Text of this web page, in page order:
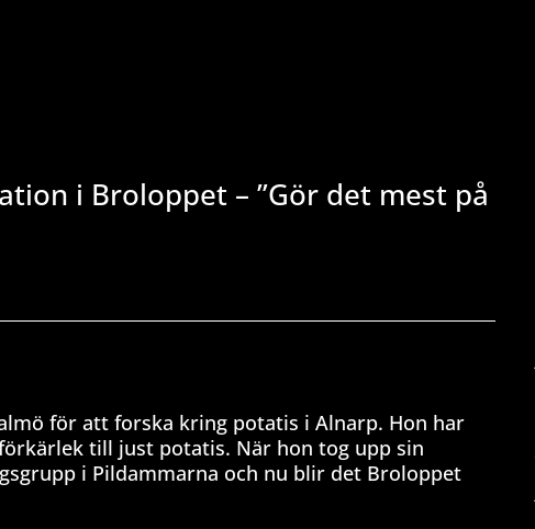
i Broloppet – ”Gör det mest på
för att forska kring potatis i Alnarp. Hon har
till just potatis. När hon tog upp sin
i Pildammarna och nu blir det Broloppet